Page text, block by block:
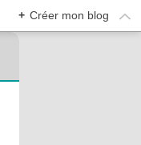
+ Créer mon blog